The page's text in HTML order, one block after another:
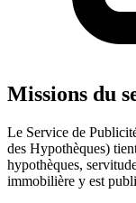
Missions du
Le Service de
des Hypothèques)
hypothèques,
immobilière y est